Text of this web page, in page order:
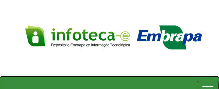
Skip